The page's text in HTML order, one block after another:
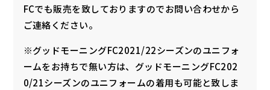
FCでも販売を致しておりますのでお問い合わせから
ご連絡ください。
※グッドモーニングFC2021/22シーズンのユニフォ
ームをお持ちで無い方は、グッドモーニングFC202
0/21シーズンのユニフォームの着用も可能と致しま